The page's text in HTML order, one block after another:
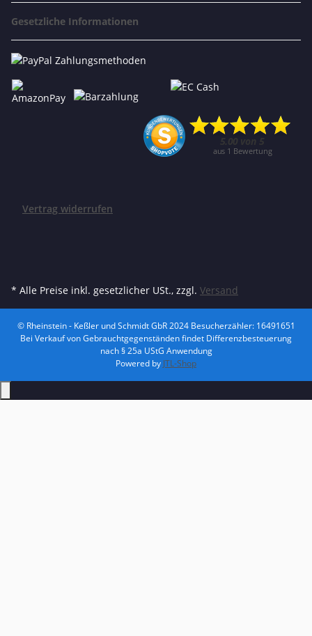
Gesetzliche Informationen
Vertrag widerrufen
* Alle Preise inkl. gesetzlicher USt., zzgl. Versand
© Rheinstein - Keßler und Schmidt GbR 2024Besucherzähler: 16491651
Bei Verkauf von Gebrauchtgegenständen findet Differenzbesteuerung
nach § 25a UStG Anwendung
Powered by JTL-Shop